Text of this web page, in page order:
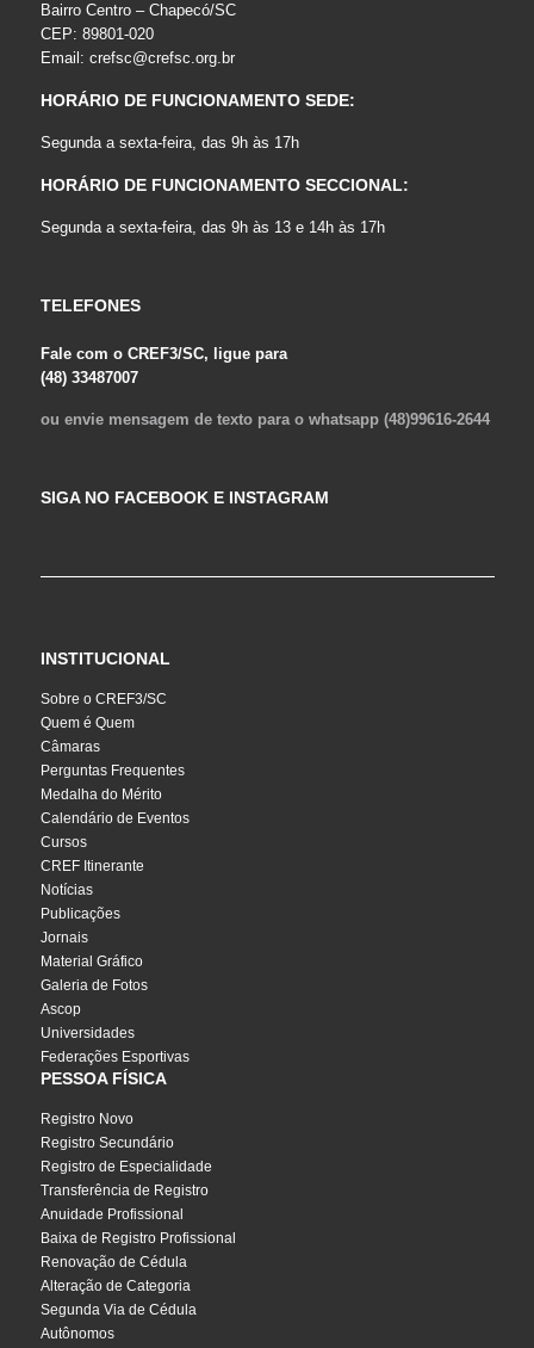
Bairro Centro – Chapecó/SC
CEP: 89801-020
Email: crefsc@crefsc.org.br
HORÁRIO DE FUNCIONAMENTO SEDE:
Segunda a sexta-feira, das 9h às 17h
HORÁRIO DE FUNCIONAMENTO SECCIONAL:
Segunda a sexta-feira, das 9h às 13 e 14h às 17h
TELEFONES
Fale com o CREF3/SC, ligue para
(48) 33487007
ou envie mensagem de texto para o whatsapp (48)99616-2644
SIGA NO FACEBOOK E INSTAGRAM
INSTITUCIONAL
Sobre o CREF3/SC
Quem é Quem
Câmaras
Perguntas Frequentes
Medalha do Mérito
Calendário de Eventos
Cursos
CREF Itinerante
Notícias
Publicações
Jornais
Material Gráfico
Galeria de Fotos
Ascop
Universidades
Federações Esportivas
PESSOA FÍSICA
Registro Novo
Registro Secundário
Registro de Especialidade
Transferência de Registro
Anuidade Profissional
Baixa de Registro Profissional
Renovação de Cédula
Alteração de Categoria
Segunda Via de Cédula
Autônomos